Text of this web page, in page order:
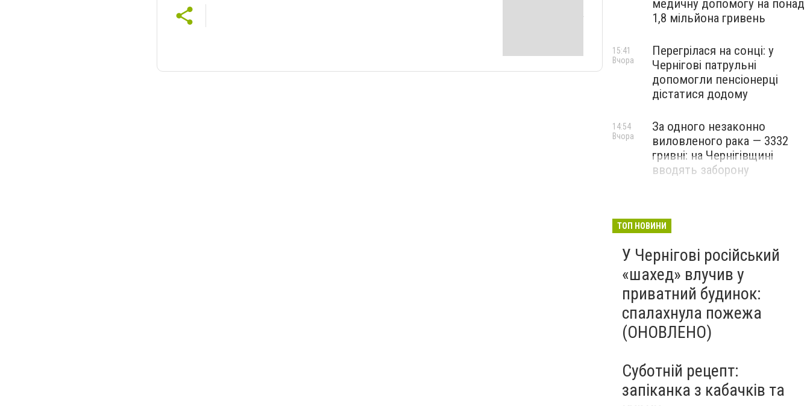
медичну допомогу на понад
1,8 мільйона гривень
Перегрілася на сонці: у
Чернігові патрульні
допомогли пенсіонерці
дістатися додому
15:41
Вчора
За одного незаконно
виловленого рака — 3332
гривні: на Чернігівщині
вводять заборону
14:54
Вчора
ТОП НОВИНИ
У Чернігові російський
«шахед» влучив у
приватний будинок:
спалахнула пожежа
(ОНОВЛЕНО)
Суботній рецепт:
запіканка з кабачків та